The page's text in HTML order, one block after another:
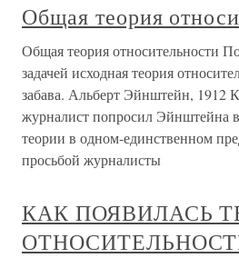
Общая теория
Общая теория относительности
задачей исходная теория
забава. Альберт Эйнштейн, 1912
журналист попросил Эйнштейна
теории в одном-единственном
просьбой журналисты
КАК ПОЯВИЛАСЬ